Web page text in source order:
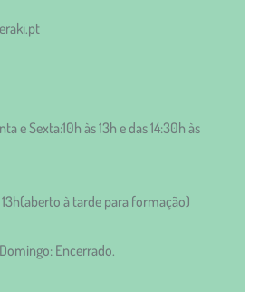
e Sexta:10h às 13h e das 14:30h às
13h(aberto à tarde para formação)
Encerrado.